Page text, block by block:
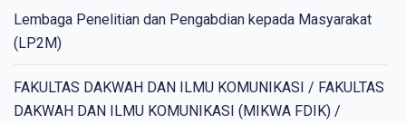
Lembaga Penelitian dan Pengabdian kepada Masyarakat
(LP2M)
FAKULTAS DAKWAH DAN ILMU KOMUNIKASI / FAKULTAS
DAKWAH DAN ILMU KOMUNIKASI (MIKWA FDIK) /